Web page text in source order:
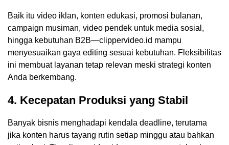
Baik itu video iklan, konten edukasi, promosi bulanan,
campaign musiman, video pendek untuk media sosial,
hingga kebutuhan B2B—clippervideo.id mampu
menyesuaikan gaya editing sesuai kebutuhan. Fleksibilitas
ini membuat layanan tetap relevan meski strategi konten
Anda berkembang.
4. Kecepatan Produksi yang Stabil
Banyak bisnis menghadapi kendala deadline, terutama
jika konten harus tayang rutin setiap minggu atau bahkan